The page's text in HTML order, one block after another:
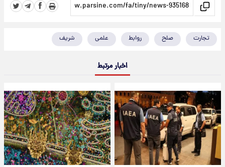
تجارت صلح روابط علمی شریف
اخبار مرتبط